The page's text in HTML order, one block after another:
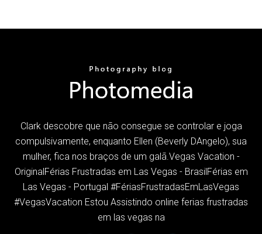
Clark descobre que não consegue se controlar e joga
compulsivamente, enquanto Ellen (Beverly DAngelo), sua
mulher, fica nos braços de um galã.Vegas Vacation -
OriginalFérias Frustradas em Las Vegas - BrasilFérias em
Las Vegas - Portugal #FériasFrustradasEmLasVegas
#VegasVacation Estou Assistindo online ferias frustradas
em las vegas na